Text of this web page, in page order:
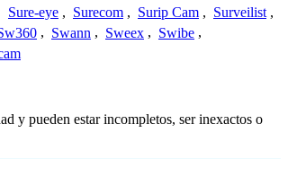
Sure-eye , Surecom , Surip Cam , Surveilist ,
, Swann , Sweex , Swibe ,
y pueden estar incompletos, ser inexactos o